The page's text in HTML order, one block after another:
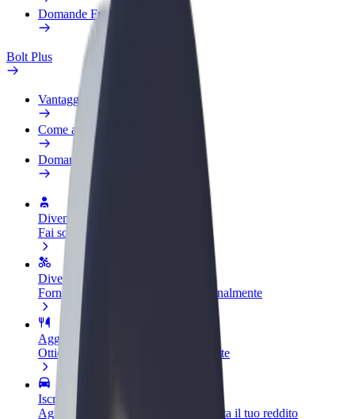
Domande Frequenti
Bolt Plus
Vantaggi
Come aderire
Domande Frequenti
Diventa un driver
Fai soldi alle tue condizioni
Diventa un autista Bolt
Fornisci cibo e ricevi pagato settimanalmente
Aggiungi il tuo ristorante o negozio
Ottieni più clienti e aumenta le vendite
Iscriviti come proprietario della flotta
Aggiungi la tua flotta a Bolt e aumenta il tuo reddito